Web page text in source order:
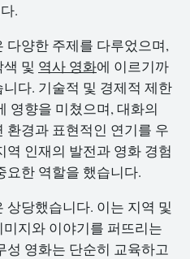
.
다양한 주제를 다루었으며,
및 역사 영화에 이르기까
다. 기술적 및 경제적 제한
영향을 미쳤으며, 대화의
환경과 표현적인 연기를 우
인재의 발전과 영화 경험
요한 역할을 했습니다.
당했습니다. 이는 지역 및
지와 이야기를 퍼뜨리는
성 영화는 단순히 교육하고